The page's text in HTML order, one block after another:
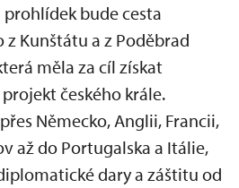
bude cesta
Kunštátu a z Poděbrad
měla za cíl získat
českého krále.
Německo, Anglii, Francii,
až do Portugalska a Itálie,
dary a záštitu od